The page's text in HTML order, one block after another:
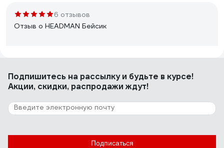
руке, полный контроль за движением пера. После этих
кистей любые другие не хочется брать в руки..
6 отзывов
Отзыв о HEADMAN Бейсик
- плотный ворс, крепко держится; - низкая цена
3 отзыва
Подпишитесь на рассылкуи будьте в курсе!
Акции, скидки, распродажи ждут!
Подписаться